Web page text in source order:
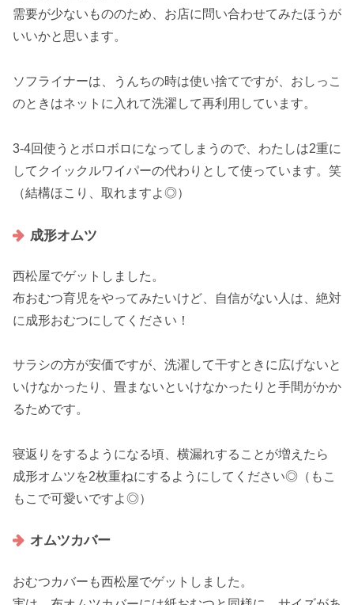
需要が少ないもののため、お店に問い合わせてみたほうが
いいかと思います。
ソフライナーは、うんちの時は使い捨てですが、おしっこ
のときはネットに入れて洗濯して再利用しています。
3-4回使うとボロボロになってしまうので、わたしは2重に
してクイックルワイパーの代わりとして使っています。笑
（結構ほこり、取れますよ◎）
成形オムツ
西松屋でゲットしました。
布おむつ育児をやってみたいけど、自信がない人は、絶対
に成形おむつにしてください！
サラシの方が安価ですが、洗濯して干すときに広げないと
いけなかったり、畳まないといけなかったりと手間がかか
るためです。
寝返りをするようになる頃、横漏れすることが増えたら
成形オムツを2枚重ねにするようにしてください◎（もこ
もこで可愛いですよ◎）
オムツカバー
おむつカバーも西松屋でゲットしました。